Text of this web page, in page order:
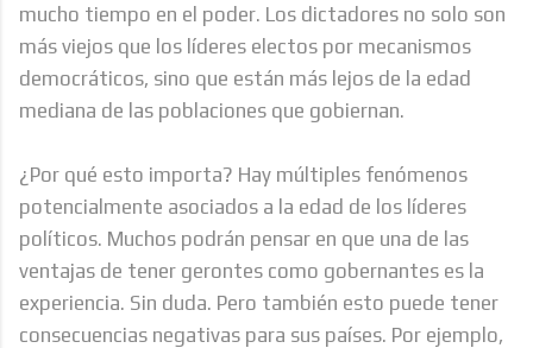
mucho tiempo en el poder. Los dictadores no solo son
más viejos que los líderes electos por mecanismos
democráticos, sino que están más lejos de la edad
mediana de las poblaciones que gobiernan.
¿Por qué esto importa? Hay múltiples fenómenos
potencialmente asociados a la edad de los líderes
políticos. Muchos podrán pensar en que una de las
ventajas de tener gerontes como gobernantes es la
experiencia. Sin duda. Pero también esto puede tener
consecuencias negativas para sus países. Por ejemplo,